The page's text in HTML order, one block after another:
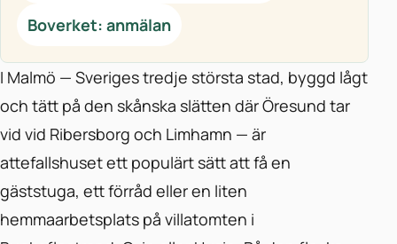
Boverket: anmälan
I Malmö — Sveriges tredje största stad, byggd lågt
och tätt på den skånska slätten där Öresund tar
vid vid Ribersborg och Limhamn — är
attefallshuset ett populärt sätt att få en
gäststuga, ett förråd eller en liten
hemmaarbetsplats på villatomten i